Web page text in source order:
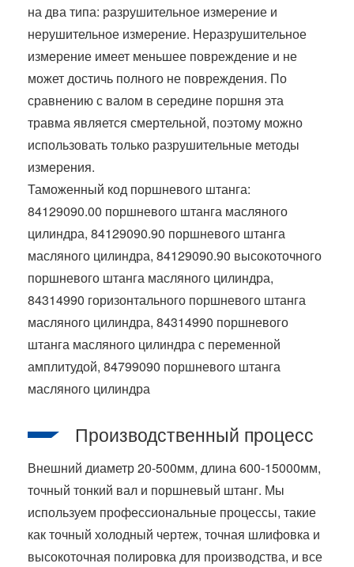
на два типа: разрушительное измерение и
нерушительное измерение. Неразрушительное
измерение имеет меньшее повреждение и не
может достичь полного не повреждения. По
сравнению с валом в середине поршня эта
травма является смертельной, поэтому можно
использовать только разрушительные методы
измерения.
Таможенный код поршневого штанга:
84129090.00 поршневого штанга масляного
цилиндра, 84129090.90 поршневого штанга
масляного цилиндра, 84129090.90 высокоточного
поршневого штанга масляного цилиндра,
84314990 горизонтального поршневого штанга
масляного цилиндра, 84314990 поршневого
штанга масляного цилиндра с переменной
амплитудой, 84799090 поршневого штанга
масляного цилиндра
Производственный процесс
Внешний диаметр 20-500мм, длина 600-15000мм,
точный тонкий вал и поршневый штанг. Мы
используем профессиональные процессы, такие
как точный холодный чертеж, точная шлифовка и
высокоточная полировка для производства, и все